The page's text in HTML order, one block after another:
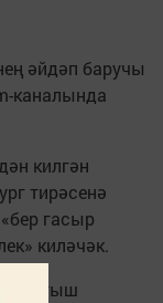
әйдәп баручы
каналында
килгән
тирәсенә
гасыр
киләчәк.